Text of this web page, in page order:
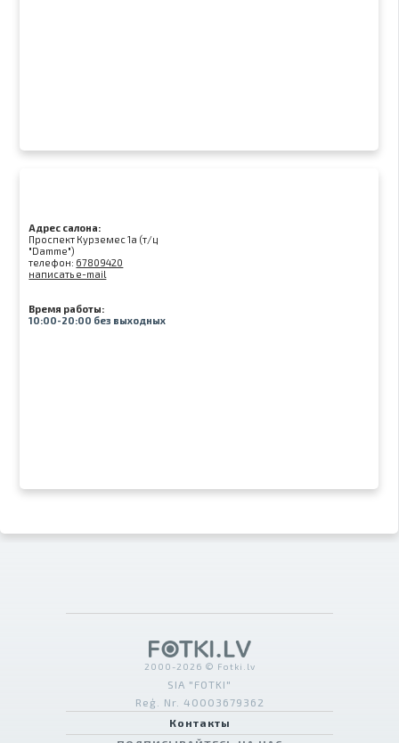
Адрес салона:
Проспект Курземес 1а (т/ц
"Damme")
телефон: 67809420
написать e-mail
Время работы:
10:00-20:00 без выходных
2000-2026 © Fotki.lv
SIA "FOTKI"
Reģ. Nr. 40003679362
Контакты